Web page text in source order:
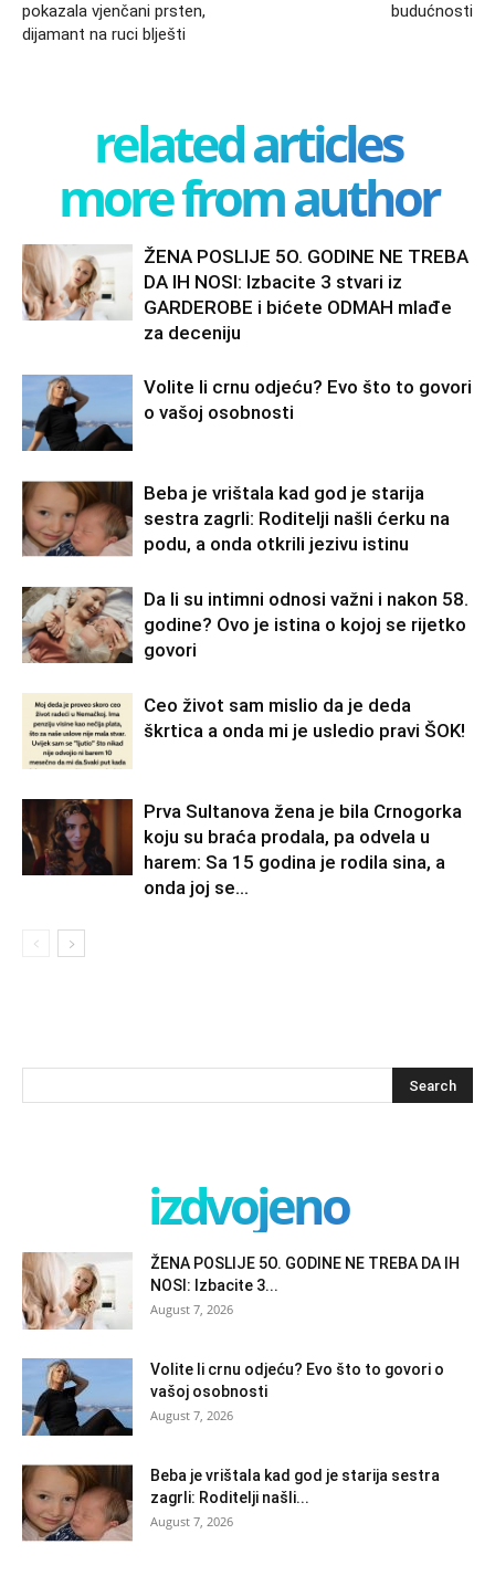
pokazala vjenčani prsten,
dijamant na ruci blješti
budućnosti
related articles
more from author
ŽENA POSLIJE 5O. GODINE NE TREBA
DA IH NOSI: Izbacite 3 stvari iz
GARDEROBE i bićete ODMAH mlađe
za deceniju
Volite li crnu odjeću? Evo što to govori
o vašoj osobnosti
Beba je vrištala kad god je starija
sestra zagrli: Roditelji našli ćerku na
podu, a onda otkrili jezivu istinu
Da li su intimni odnosi važni i nakon 58.
godine? Ovo je istina o kojoj se rijetko
govori
Ceo život sam mislio da je deda
škrtica a onda mi je usledio pravi ŠOK!
Prva Sultanova žena je bila Crnogorka
koju su braća prodala, pa odvela u
harem: Sa 15 godina je rodila sina, a
onda joj se...
izdvojeno
ŽENA POSLIJE 5O. GODINE NE TREBA DA IH
NOSI: Izbacite 3...
August 7, 2026
Volite li crnu odjeću? Evo što to govori o
vašoj osobnosti
August 7, 2026
Beba je vrištala kad god je starija sestra
zagrli: Roditelji našli...
August 7, 2026